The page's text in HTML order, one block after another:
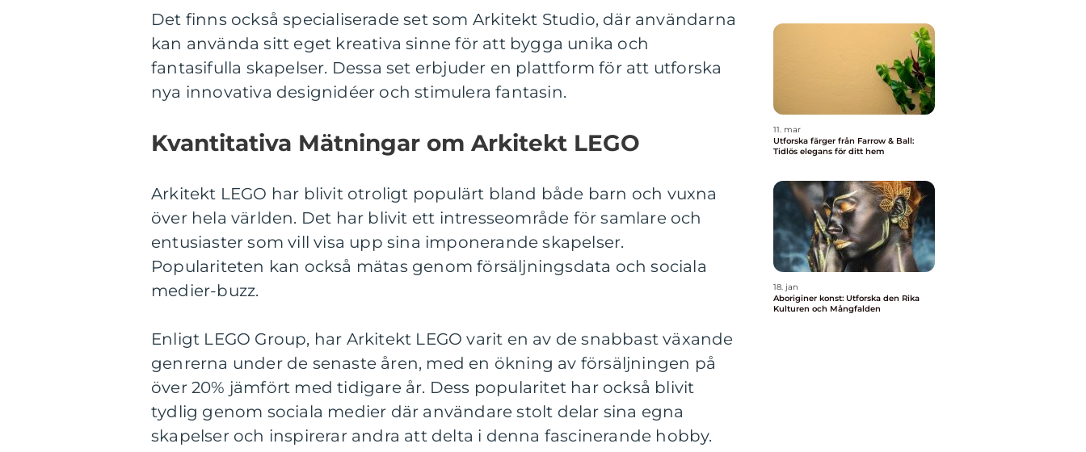
Det finns också specialiserade set som Arkitekt Studio, där användarna
kan använda sitt eget kreativa sinne för att bygga unika och
fantasifulla skapelser. Dessa set erbjuder en plattform för att utforska
nya innovativa designidéer och stimulera fantasin.
Kvantitativa Mätningar om Arkitekt LEGO
Arkitekt LEGO har blivit otroligt populärt bland både barn och vuxna
över hela världen. Det har blivit ett intresseområde för samlare och
entusiaster som vill visa upp sina imponerande skapelser.
Populariteten kan också mätas genom försäljningsdata och sociala
medier-buzz.
Enligt LEGO Group, har Arkitekt LEGO varit en av de snabbast växande
genrerna under de senaste åren, med en ökning av försäljningen på
över 20% jämfört med tidigare år. Dess popularitet har också blivit
tydlig genom sociala medier där användare stolt delar sina egna
skapelser och inspirerar andra att delta i denna fascinerande hobby.
11. mar
Utforska färger från Farrow & Ball:
Tidlös elegans för ditt hem
18. jan
Aboriginer konst: Utforska den Rika
Kulturen och Mångfalden